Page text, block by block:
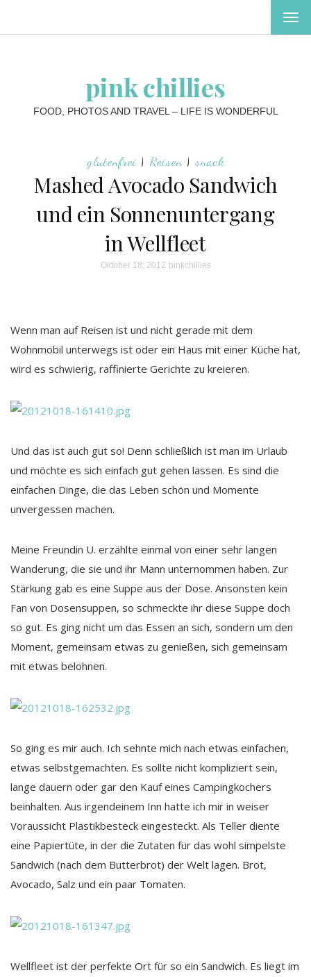
pink chillies
FOOD, PHOTOS AND TRAVEL – LIFE IS WONDERFUL
glutenfrei | Reisen| snack
Mashed Avocado Sandwich
und ein Sonnenuntergang
in Wellfleet
Oktober 18, 2012 pinkchillies
Wenn man auf Reisen ist und nicht gerade mit dem
Wohnmobil unterwegs ist oder ein Haus mit einer Küche hat,
wird es schwierig, raffinierte Gerichte zu kreieren.
Und das ist auch gut so! Denn schließlich ist man im Urlaub
und möchte es sich einfach gut gehen lassen. Es sind die
einfachen Dinge, die das Leben schön und Momente
unvergessen machen.
Meine Freundin U. erzählte einmal von einer sehr langen
Wanderung, die sie und ihr Mann unternommen haben. Zur
Stärkung gab es eine Suppe aus der Dose. Ansonsten kein
Fan von Dosensuppen, so schmeckte ihr diese Suppe doch
so gut. Es ging nicht um das Essen an sich, sondern um den
Moment, gemeinsam etwas zu genießen, sich gemeinsam
mit etwas belohnen.
So ging es mir auch. Ich sehnte mich nach etwas einfachen,
etwas selbstgemachten. Es sollte nicht kompliziert sein,
lange dauern oder gar den Kauf eines Campingkochers
beinhalten. Aus irgendeinem Inn hatte ich mir in weiser
Voraussicht Plastikbesteck eingesteckt. Als Teller diente
eine Papiertüte, in der die Zutaten für das wohl simpelste
Sandwich (nach dem Butterbrot) der Welt lagen. Brot,
Avocado, Salz und ein paar Tomaten.
Wellfleet ist der perfekte Ort für so ein Sandwich. Es liegt im